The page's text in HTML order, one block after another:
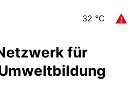
32 °C
für